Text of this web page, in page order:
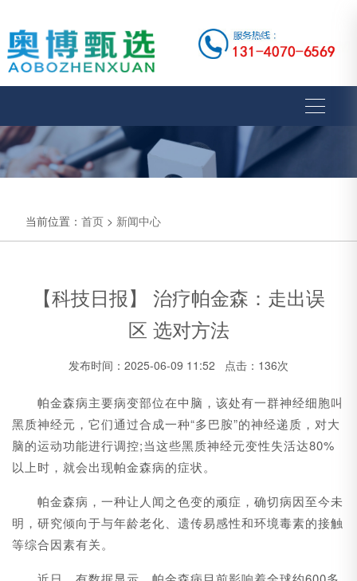
当前位置： 首页 > 新闻中心
【科技日报】 治疗帕金森：走出误
区 选对方法
发布时间：2025-06-09 11:52 点击：136次
帕金森病主要病变部位在中脑，该处有一群神经细胞叫
黑质神经元，它们通过合成一种“多巴胺”的神经递质，对大
脑的运动功能进行调控;当这些黑质神经元变性失活达80%
以上时，就会出现帕金森病的症状。
帕金森病，一种让人闻之色变的顽症，确切病因至今未
明，研究倾向于与年龄老化、遗传易感性和环境毒素的接触
等综合因素有关。